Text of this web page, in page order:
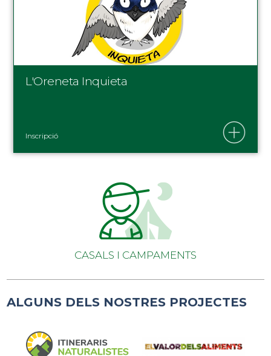
L'Oreneta Inquieta
Inscripció
CASALS I CAMPAMENTS
ALGUNS DELS NOSTRES PROJECTES